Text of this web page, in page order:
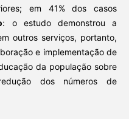
em 41% dos casos
: o estudo demonstrou a
outros serviços, portanto,
e implementação de
da população sobre
dos números de